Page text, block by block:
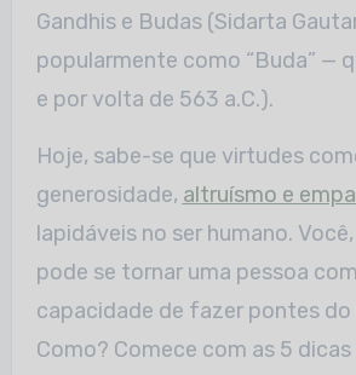
Gandhis e Budas (Sidarta
popularmente como “Buda” —
e por volta de 563 a.C.).
Hoje, sabe-se que virtudes
generosidade, altruísmo e
lapidáveis no ser humano.
pode se tornar uma pessoa
capacidade de fazer pontes do
Como? Comece com as 5